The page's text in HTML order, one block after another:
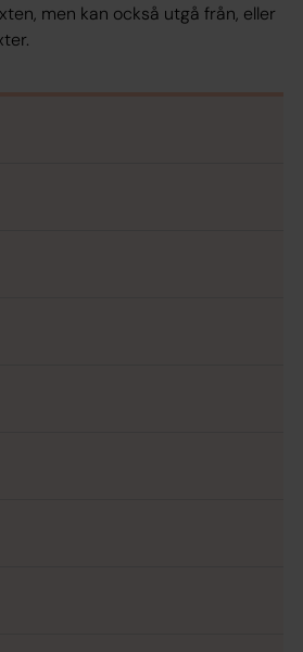
men kan också utgå från, eller